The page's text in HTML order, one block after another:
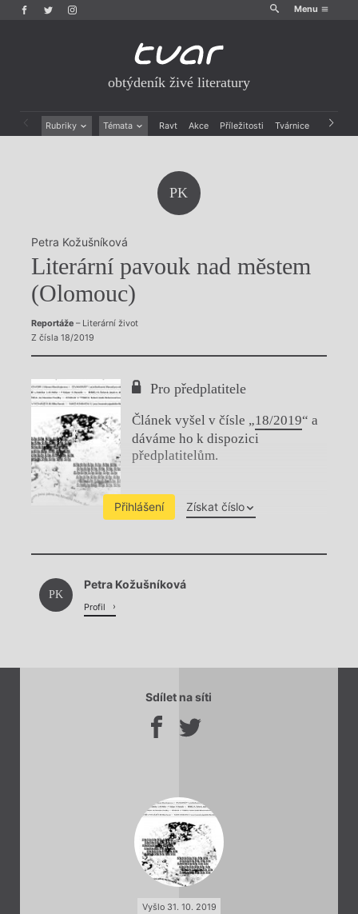
Menu
obtýdeník živé literatury
Rubriky Témata Ravt Akce Příležitosti Tvárnice Archiv
PK
Petra Kožušníková
Literární pavouk nad městem
(Olomouc)
Reportáže– Literární život
Z čísla 18/2019
Pro předplatitele
Článek vyšel v čísle „18/2019“ a
dáváme ho k dispozici
předplatitelům.
Přihlášení Získat číslo
Chviličku.
Načítá se.
PK
Petra Kožušníková
Profil
Sdílet na síti
Vyšlo 31. 10. 2019